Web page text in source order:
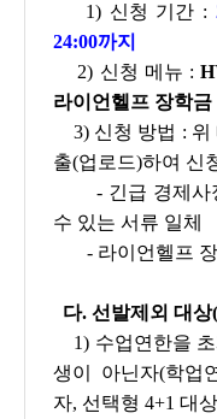
1) 신청 기간 :
24:00까지
2) 신청 메뉴 :
라이언헬프 장학금
3) 신청 방법 : 위
출(업로드)하여 신
- 긴급 경제사정
수 있는 서류 일체
- 라이언헬프 장
다. 선발제외 대
1) 수업연한을 초
생이 아닌자(학업
자, 선택형 4+1 대